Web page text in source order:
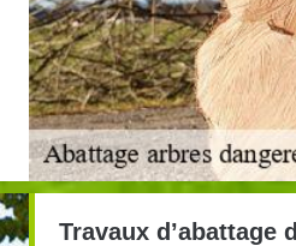
Travaux d’abattage